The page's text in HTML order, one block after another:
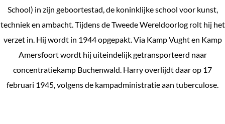
o
e
k
e
n
School) in zijn geboortestad, de koninklijke school voor kunst,
techniek en ambacht. Tijdens de Tweede Wereldoorlog rolt hij het
verzet in. Hij wordt in 1944 opgepakt. Via Kamp Vught en Kamp
Amersfoort wordt hij uiteindelijk getransporteerd naar
concentratiekamp Buchenwald. Harry overlijdt daar op 17
februari 1945, volgens de kampadministratie aan tuberculose.